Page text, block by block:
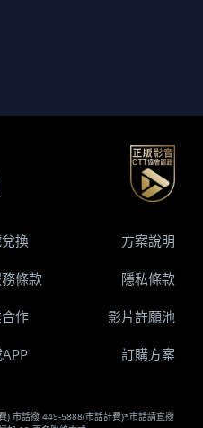
) 市話撥 449-5888(市話計費)*市話請直撥
換 方案說明
條款 隱私條款
作 影片許願池
訂購方案